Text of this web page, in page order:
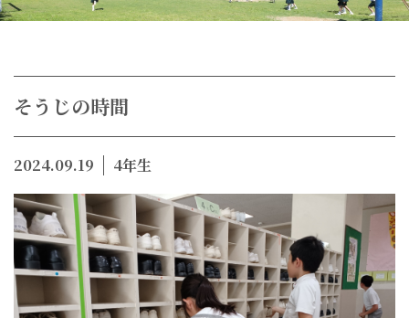
そうじの時間
2024.09.19 4年生